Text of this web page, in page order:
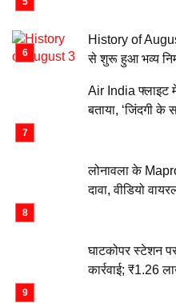
History of
से शुरू हुआ भव्य
Air India फ्लाइट
बताया, ‘जिंदगी के
लोनावला के
दावा, वीडियो
घाटकोपर स्टेशन
कार्रवाई; ₹1.26